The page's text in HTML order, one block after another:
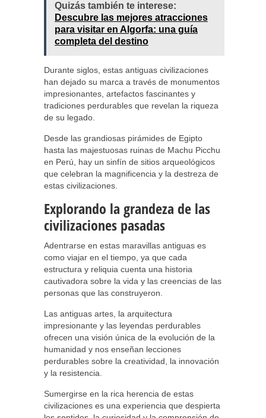
Quizás también te interese:
Descubre las mejores atracciones
para visitar en Algorfa: una guía
completa del destino
Durante siglos, estas antiguas civilizaciones
han dejado su marca a través de monumentos
impresionantes, artefactos fascinantes y
tradiciones perdurables que revelan la riqueza
de su legado.
Desde las grandiosas pirámides de Egipto
hasta las majestuosas ruinas de Machu Picchu
en Perú, hay un sinfín de sitios arqueológicos
que celebran la magnificencia y la destreza de
estas civilizaciones.
Explorando la grandeza de las
civilizaciones pasadas
Adentrarse en estas maravillas antiguas es
como viajar en el tiempo, ya que cada
estructura y reliquia cuenta una historia
cautivadora sobre la vida y las creencias de las
personas que las construyeron.
Las antiguas artes, la arquitectura
impresionante y las leyendas perdurables
ofrecen una visión única de la evolución de la
humanidad y nos enseñan lecciones
perdurables sobre la creatividad, la innovación
y la resistencia.
Sumergirse en la rica herencia de estas
civilizaciones es una experiencia que despierta